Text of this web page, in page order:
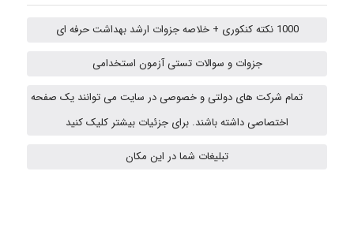
aghajari vahid
HaddadiMahsa
1000 نکته کنکوری + خلاصه جزوات ارشد بهداشت حرفه ای
جزوات و سوالات تستی آزمون استخدامی
تمام شرکت های دولتی و خصوصی در سایت می توانند یک صفحه
اختصاصی داشته باشند. برای جزئیات بیشتر کلیک کنید
تبلیغات شما در این مکان